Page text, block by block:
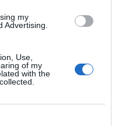
my
Advertising.
Use,
of my
with the